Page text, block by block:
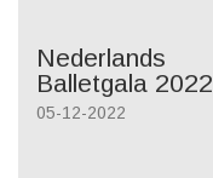
Nederlands
Balletgala 2022
05-12-2022